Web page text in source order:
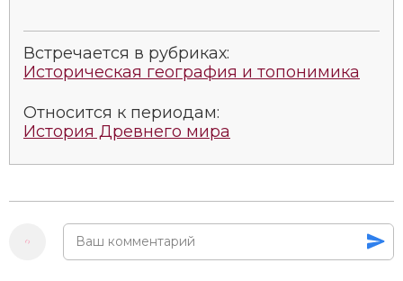
Встречается в рубриках:
Историческая география и топонимика
Относится к периодам:
История Древнего мира